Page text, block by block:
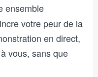
ensemble
votre peur de la
en direct,
vous, sans que